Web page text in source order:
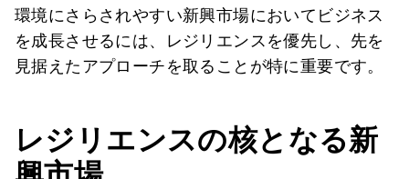
環境にさらされやすい新興市場においてビジネス
を成長させるには、レジリエンスを優先し、先を
見据えたアプローチを取ることが特に重要です。
レジリエンスの核となる新